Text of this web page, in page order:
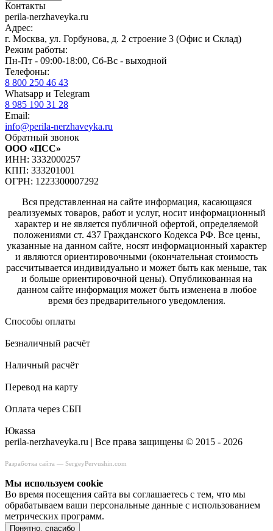
Контакты
perila-nerzhaveyka.ru
Адрес:
г. Москва, ул. Горбунова, д. 2 строение 3 (Офис и Склад)
Режим работы:
Пн-Пт - 09:00-18:00, Сб-Вс - выходной
Телефоны:
8 800 250 46 43
Whatsapp и Telegram
8 985 190 31 28
Email:
info@perila-nerzhaveyka.ru
Обратный звонок
ООО «ПСС»
ИНН: 3332000257
КПП: 333201001
ОГРН: 1223300007292
Вся представленная на сайте информация, касающаяся
реализуемых товаров, работ и услуг, носит информационный
характер и не является публичной офертой, определяемой
положениями ст. 437 Гражданского Кодекса РФ. Все цены,
указанные на данном сайте, носят информационный характер
и являются ориентировочными (окончательная стоимость
рассчитывается индивидуально и может быть как меньше, так
и больше ориентировочной цены). Опубликованная на
данном сайте информация может быть изменена в любое
время без предварительного уведомления.
Способы оплаты
Безналичный расчёт
Наличный расчёт
Перевод на карту
Оплата через СБП
Юкаssа
perila-nerzhaveyka.ru | Все права защищены © 2015 - 2026
Разработка сайта — SergeyPervushin.com
Мы используем сookie
Во время посещения сайта вы соглашаетесь с тем, что мы
обрабатываем ваши персональные данные с использованием
метрических программ.
Понятно, спасибо